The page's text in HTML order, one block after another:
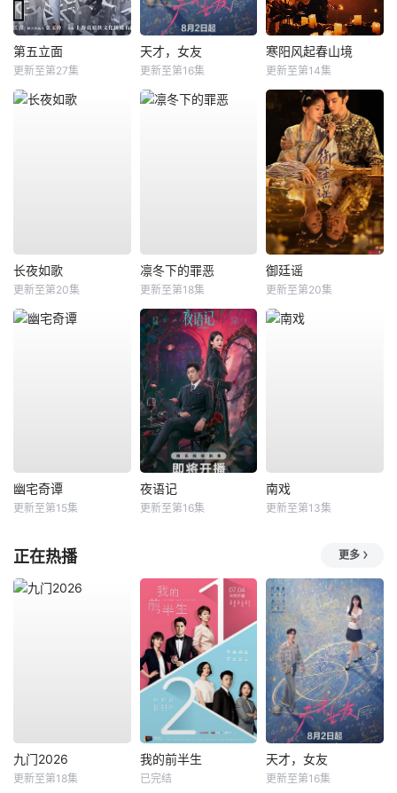
第五立面
更新至第27集
天才，女友
更新至第16集
寒阳风起春山境
更新至第14集
长夜如歌
更新至第20集
凛冬下的罪恶
更新至第18集
御廷谣
更新至第20集
幽宅奇谭
更新至第15集
夜语记
更新至第16集
南戏
更新至第13集
正在热播 更多
九门2026
更新至第18集
我的前半生
已完结
天才，女友
更新至第16集